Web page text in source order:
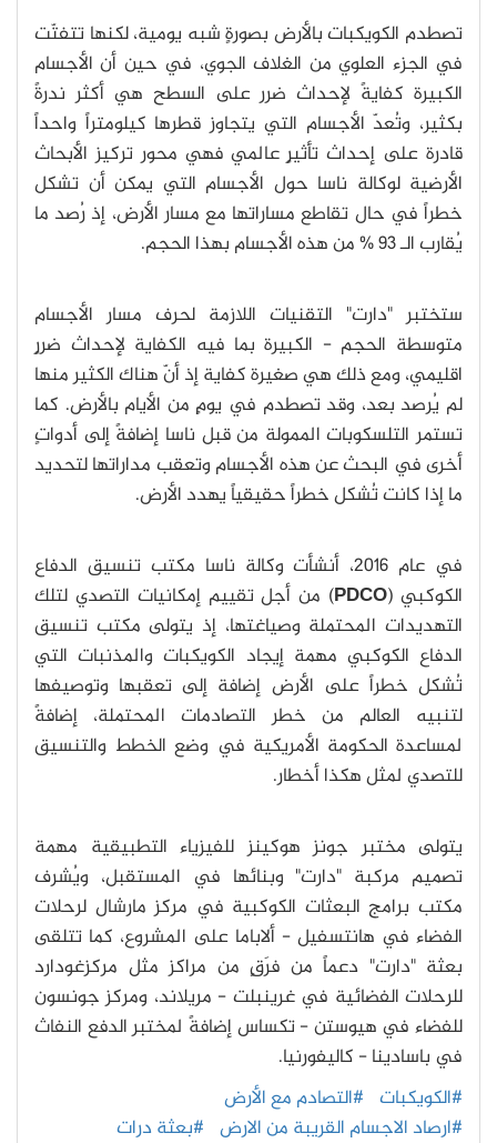
تصطدم الكويكبات بالأرض بصورةٍ شبه يومية، لكنها تتفتّت
في الجزء العلوي من الغلاف الجوي، في حين أن الأجسام
الكبيرة كفايةً لإحداث ضرر على السطح هي أكثر ندرةً
بكثير، وتُعدّ الأجسام التي يتجاوز قطرها كيلومتراً واحداً
قادرة على إحداث تأثيرٍ عالمي فهي محور تركيز الأبحاث
الأرضية لوكالة ناسا حول الأجسام التي يمكن أن تشكل
خطراً في حال تقاطع مساراتها مع مسار الأرض، إذ رُصد ما
يُقارب الـ 93 % من هذه الأجسام بهذا الحجم.
ستختبر "دارت" التقنيات اللازمة لحرف مسار الأجسام
متوسطة الحجم - الكبيرة بما فيه الكفاية لإحداث ضررٍ
اقليمي، ومع ذلك هي صغيرة كفاية إذ أنّ هناك الكثير منها
لم يُرصد بعد، وقد تصطدم في يومٍ من الأيام بالأرض. كما
تستمر التلسكوبات الممولة من قبل ناسا إضافةً إلى أدواتٍ
أخرى في البحث عن هذه الأجسام وتعقب مداراتها لتحديد
ما إذا كانت تُشكل خطراً حقيقياً يهدد الأرض.
في عام 2016، أنشأت وكالة ناسا مكتب تنسيق الدفاع
الكوكبي (PDCO) من أجل تقييم إمكانيات التصدي لتلك
التهديدات المحتملة وصياغتها، إذ يتولى مكتب تنسيق
الدفاع الكوكبي مهمة إيجاد الكويكبات والمذنبات التي
تُشكل خطراً على الأرض إضافة إلى تعقبها وتوصيفها
لتنبيه العالم من خطر التصادمات المحتملة، إضافةً
لمساعدة الحكومة الأمريكية في وضع الخطط والتنسيق
للتصدي لمثل هكذا أخطار.
يتولى مختبر جونز هوكينز للفيزياء التطبيقية مهمة
تصميم مركبة "دارت" وبنائها في المستقبل، ويُشرف
مكتب برامج البعثات الكوكبية في مركز مارشال لرحلات
الفضاء في هانتسفيل - ألاباما على المشروع، كما تتلقى
بعثة "دارت" دعماً من فرَقٍ من مراكز مثل مركزغودارد
للرحلات الفضائية في غرينبلت - مريلاند، ومركز جونسون
للفضاء في هيوستن - تكساس إضافةً لمختبر الدفع النفاث
في باسادينا - كاليفورنيا.
#الكويكبات #التصادم مع الأرض
#ارصاد الاجسام القريبة من الارض #بعثة درات